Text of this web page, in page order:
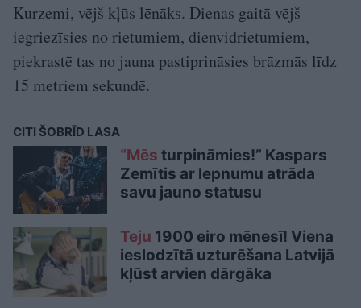
Kurzemi, vējš kļūs lēnāks. Dienas gaitā vējš
iegriezīsies no rietumiem, dienvidrietumiem,
piekrastē tas no jauna pastiprināsies brāzmās līdz
15 metriem sekundē.
CITI ŠOBRĪD LASA
“Mēs turpināmies!” Kaspars
Zemītis ar lepnumu atrāda
savu jauno statusu
Teju 1900 eiro mēnesī! Viena
ieslodzītā uzturēšana Latvijā
kļūst arvien dārgāka